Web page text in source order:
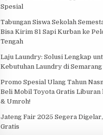
Spesial
Tabungan Siswa Sekolah
Bisa Kirim 81 Sapi Kurban ke
Tengah
Laju Laundry: Solusi Lengkap
Kebutuhan Laundry di Semarang
Promo Spesial Ulang Tahun
Beli Mobil Toyota Gratis Liburan
& Umroh!
Jateng Fair 2025 Segera
Gratis